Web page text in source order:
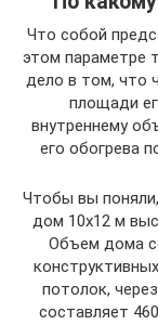
Что собой
этом параметре
дело в том, что
площади
внутреннему
его обогрева
Чтобы вы
дом 10х12 м
Объем дома
потолок,
составляет